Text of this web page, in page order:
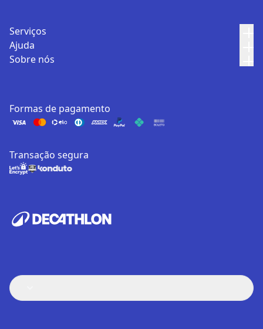
Serviços
Ajuda
Sobre nós
Formas de pagamento
Transação segura